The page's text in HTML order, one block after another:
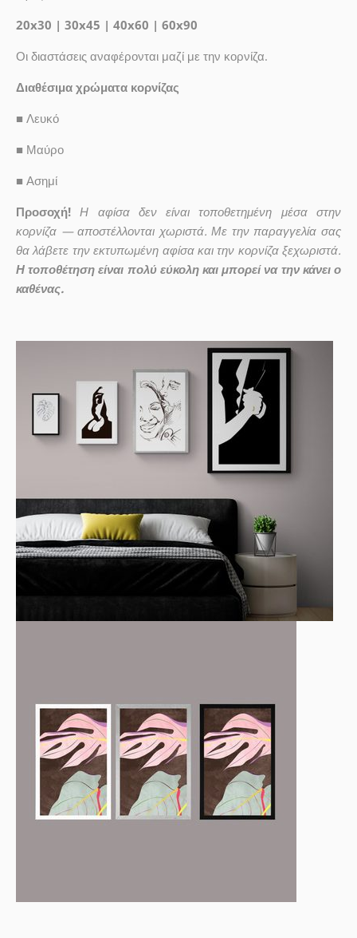
20x30 | 30x45 | 40x60 | 60x90
Οι διαστάσεις αναφέρονται μαζί με την κορνίζα.
Διαθέσιμα χρώματα κορνίζας
■ Λευκό
■ Μαύρο
■ Ασημί
Προσοχή! Η αφίσα δεν είναι τοποθετημένη μέσα στην
κορνίζα — αποστέλλονται χωριστά. Με την παραγγελία σας
θα λάβετε την εκτυπωμένη αφίσα και την κορνίζα ξεχωριστά.
Η τοποθέτηση είναι πολύ εύκολη και μπορεί να την κάνει ο
καθένας.